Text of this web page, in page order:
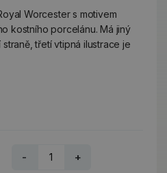
Worcester s motivem
kostního porcelánu. Má jiný
třetí vtipná ilustrace je
- +